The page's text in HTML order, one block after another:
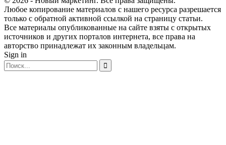
Любое копирование материалов с нашего ресурса разрешается
только с обратной активной ссылкой на страницу статьи.
Все материалы опубликованные на сайте взяты с открытых
источников и других порталов интернета, все права на
авторство принадлежат их законным владельцам.
Sign in